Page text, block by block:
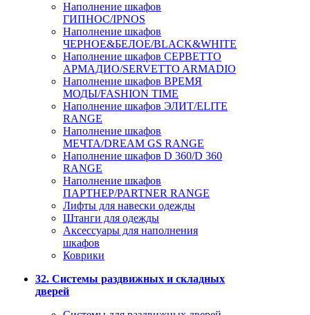
Наполнение шкафов
ГИПНОС/IPNOS
Наполнение шкафов
ЧЕРНОЕ&БЕЛОЕ/BLACK&WHITE
Наполнение шкафов СЕРВЕТТО
АРМАДИО/SERVETTO ARMADIO
Наполнение шкафов ВРЕМЯ
МОДЫ/FASHION TIME
Наполнение шкафов ЭЛИТ/ELITE
RANGE
Наполнение шкафов
МЕЧТА/DREAM GS RANGE
Наполнение шкафов D 360/D 360
RANGE
Наполнение шкафов
ПАРТНЕР/PARTNER RANGE
Лифты для навески одежды
Штанги для одежды
Аксессуары для наполнения
шкафов
Коврики
32. Системы раздвижных и складных
дверей